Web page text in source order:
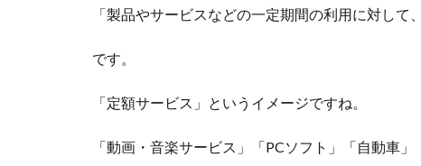
「製品やサービスなどの一定期間の利用に対して
です。
「定額サービス」というイメージですね。
「動画・音楽サービス」「PCソフト」「自動車」